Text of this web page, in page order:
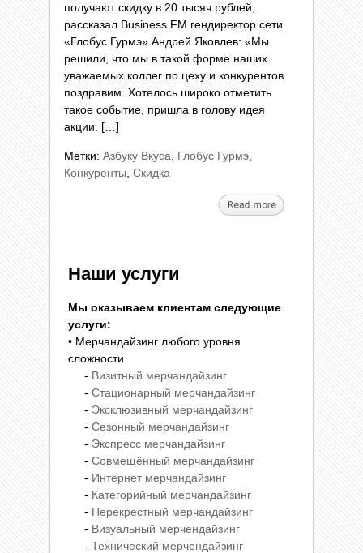
получают скидку в 20 тысяч рублей,
рассказал Business FM гендиректор сети
«Глобус Гурмэ» Андрей Яковлев: «Мы
решили, что мы в такой форме наших
уважаемых коллег по цеху и конкурентов
поздравим. Хотелось широко отметить
такое событие, пришла в голову идея
акции. […]
Метки: Азбуку Вкуса Глобус Гурмэ
Конкуренты Скидка
Наши услуги
Мы оказываем клиентам следующие
услуги:
• Мерчандайзинг любого уровня
сложности
- Визитный мерчандайзинг
- Стационарный мерчандайзинг
- Эксклюзивный мерчандайзинг
- Сезонный мерчандайзинг
- Экспресс мерчандайзинг
- Совмещённый мерчандайзинг
- Интернет мерчандайзинг
- Категорийный мерчандайзинг
- Перекрестный мерчандайзинг
- Визуальный мерчендайзинг
- Технический мерчендайзинг